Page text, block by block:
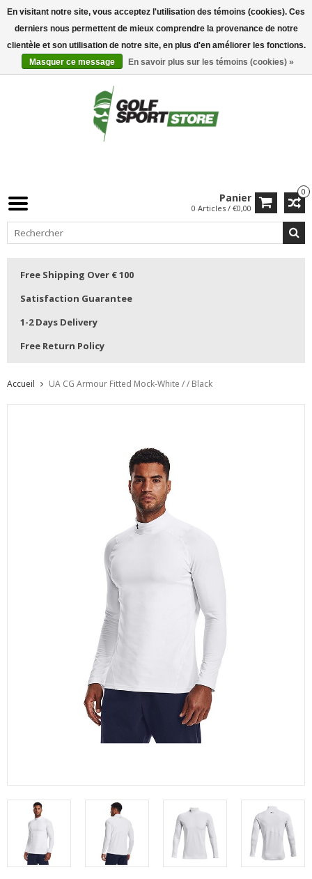
0
Panier
0 Articles / €0,00
Free Shipping Over € 100
Satisfaction Guarantee
1-2 Days Delivery
Free Return Policy
Accueil UA CG Armour Fitted Mock-White / / Black
En visitant notre site, vous acceptez l'utilisation des témoins (cookies). Ces
derniers nous permettent de mieux comprendre la provenance de notre
clientèle et son utilisation de notre site, en plus d'en améliorer les fonctions.
Masquer ce message
En savoir plus sur les témoins (cookies) »